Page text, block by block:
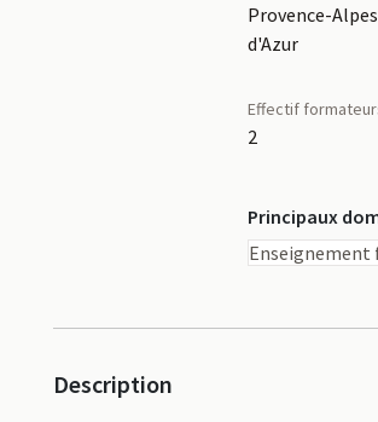
Provence-
d'Azur
Effectif
2
Principaux
Description